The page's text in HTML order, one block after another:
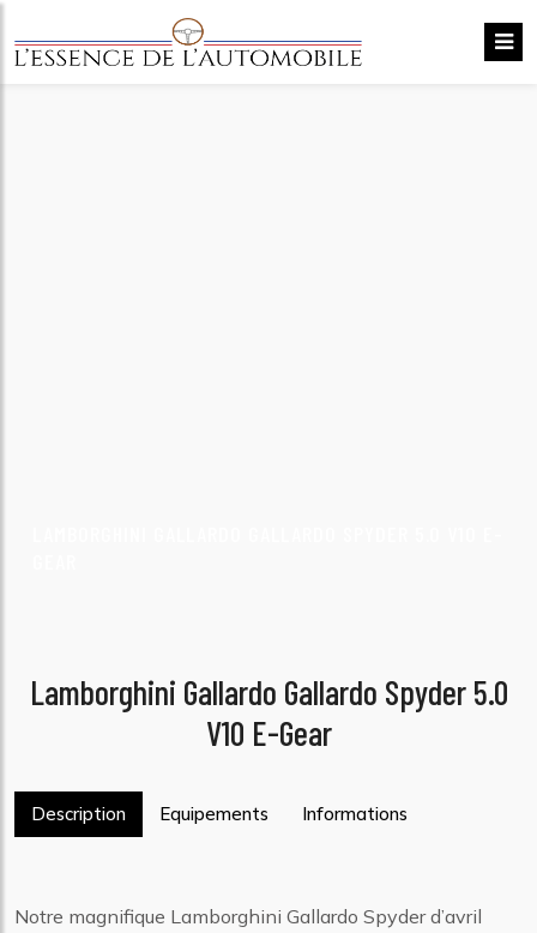
Lamborghini Gallardo Gallardo Spyder 5.0
V10 E-Gear
Description Equipements Informations
Notre magnifique Lamborghini Gallardo Spyder d’avril